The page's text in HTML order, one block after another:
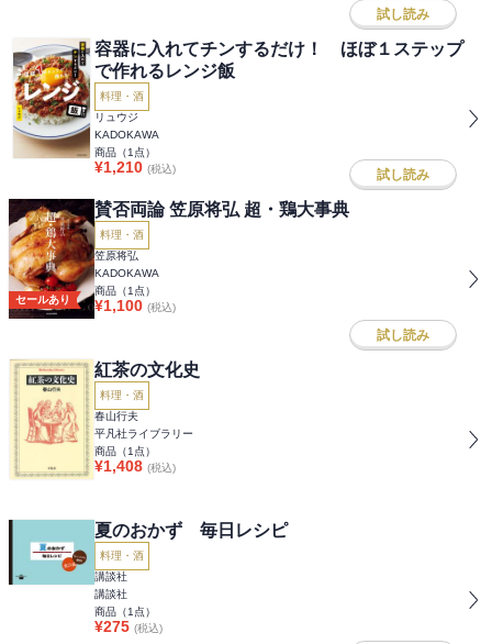
試し読み
容器に入れてチンするだけ！ ほぼ１ステップ
で作れるレンジ飯
料理・酒
リュウジ
KADOKAWA
商品（1 点）
¥1,210 (税込) 試し読み
セールあり
賛否両論 笠原将弘 超・鶏大事典
料理・酒
笠原将弘
KADOKAWA
商品（1 点）
¥1,100 (税込)
試し読み
紅茶の文化史
料理・酒
春山行夫
平凡社ライブラリー
商品（1 点）
¥1,408 (税込)
夏のおかず 毎日レシピ
料理・酒
講談社
講談社
商品（1 点）
¥275 (税込)